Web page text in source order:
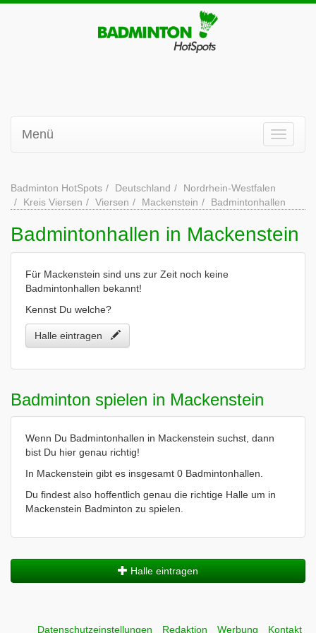
Menü
Badminton HotSpots Deutschland
Nordrhein-Westfalen
Kreis Viersen
Viersen Mackenstein Badmintonhallen
Badmintonhallen in Mackenstein
Für Mackenstein sind uns zur Zeit noch keine
Badmintonhallen bekannt!
Kennst Du welche?
Halle eintragen
Badminton spielen in Mackenstein
Wenn Du Badmintonhallen in Mackenstein suchst, dann
bist Du hier genau richtig!
In Mackenstein gibt es insgesamt 0 Badmintonhallen.
Du findest also hoffentlich genau die richtige Halle um in
Mackenstein Badminton zu spielen.
Halle eintragen
Datenschutzeinstellungen Redaktion Werbung Kontakt